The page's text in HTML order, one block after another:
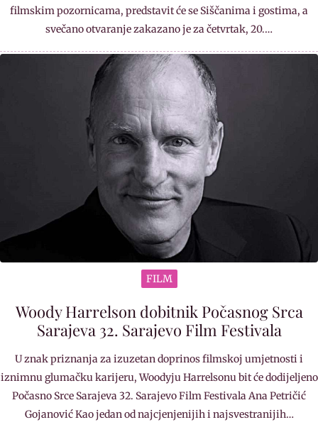
filmskim pozornicama, predstavit će se Siščanima i gostima, a
svečano otvaranje zakazano je za četvrtak, 20.…
FILM
Woody Harrelson dobitnik Počasnog Srca
Sarajeva 32. Sarajevo Film Festivala
U znak priznanja za izuzetan doprinos filmskoj umjetnosti i
iznimnu glumačku karijeru, Woodyju Harrelsonu bit će dodijeljeno
Počasno Srce Sarajeva 32. Sarajevo Film Festivala Ana Petričić
Gojanović Kao jedan od najcjenjenijih i najsvestranijih…